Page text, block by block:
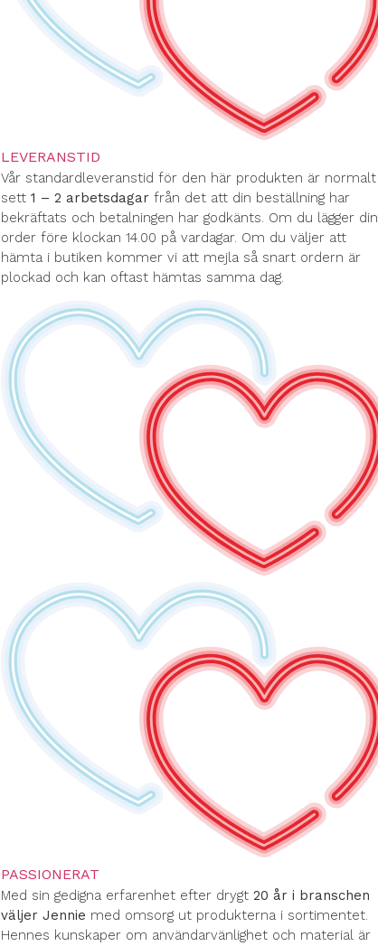
LEVERANSTID
Vår standardleveranstid för den här produkten är normalt
sett 1 – 2 arbetsdagar från det att din beställning har
bekräftats och betalningen har godkänts. Om du lägger din
order före klockan 14.00 på vardagar. Om du väljer att
hämta i butiken kommer vi att mejla så snart ordern är
plockad och kan oftast hämtas samma dag.
PASSIONERAT
Med sin gedigna erfarenhet efter drygt 20 år i branschen
väljer Jennie med omsorg ut produkterna i sortimentet.
Hennes kunskaper om användarvänlighet och material är